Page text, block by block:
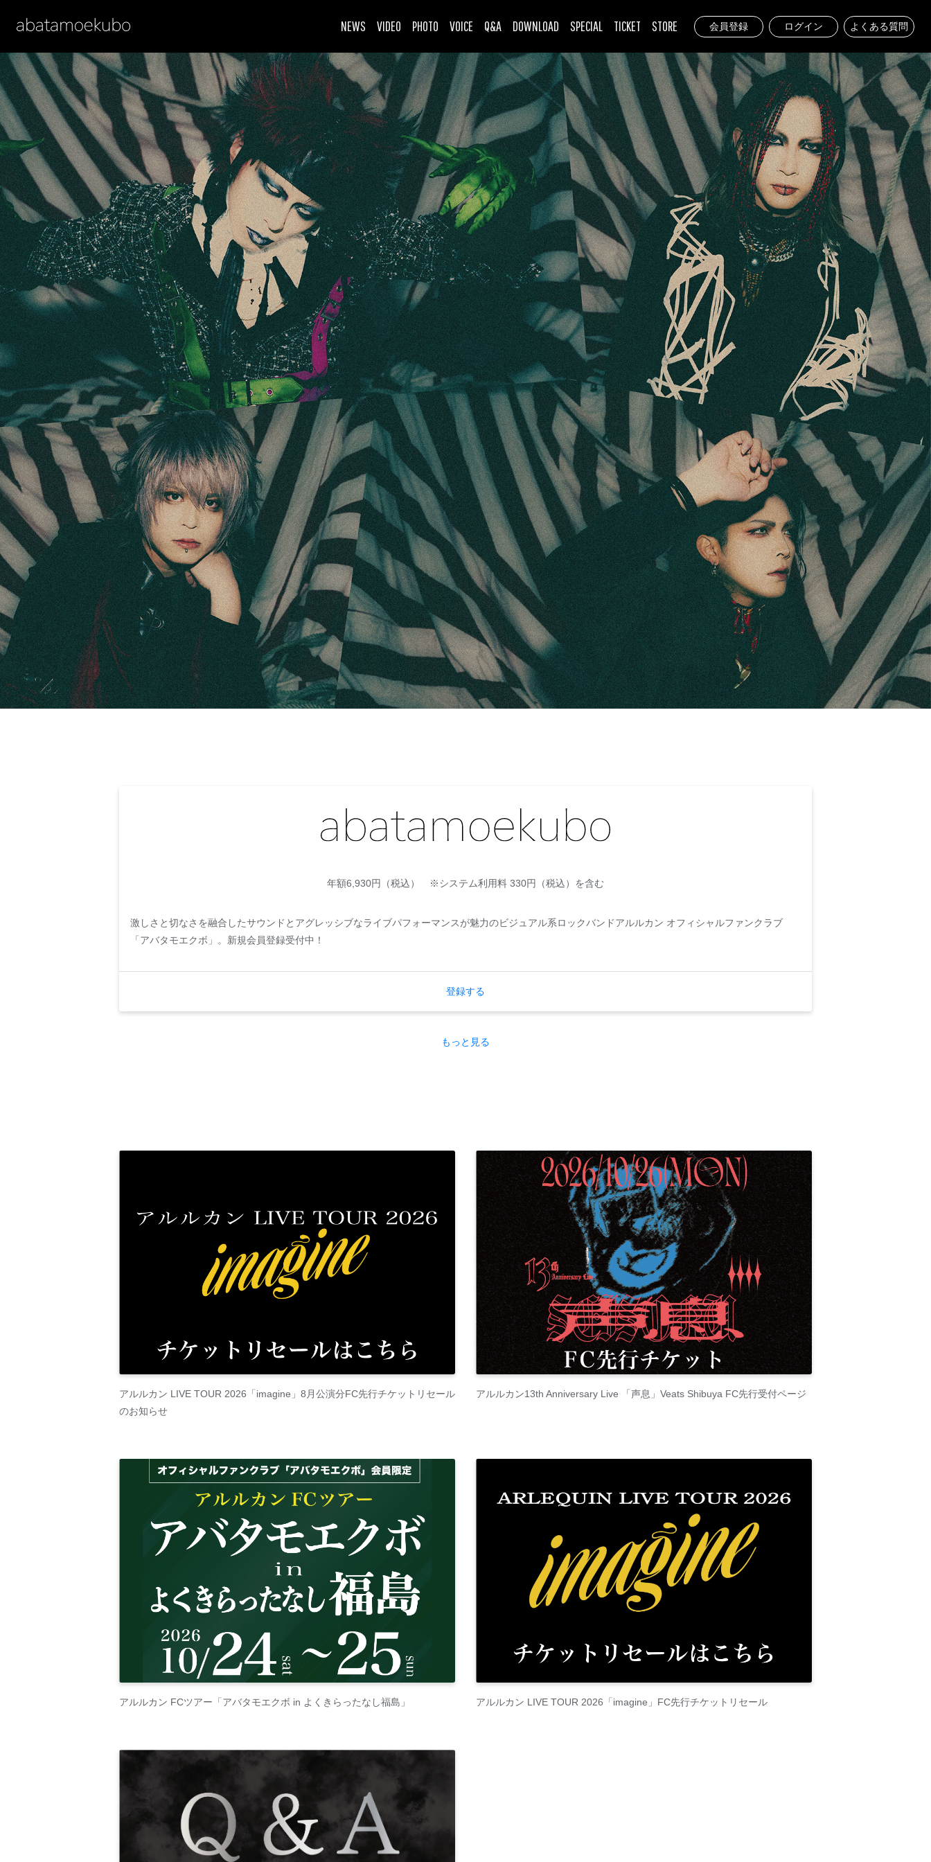
NEWS VIDEO PHOTO VOICE Q&A DOWNLOAD SPECIAL TICKET STORE 会員登録 ログイン よくある質問
年額6,930円（税込） ※システム利用料 330円（税込）を含む
激しさと切なさを融合したサウンドとアグレッシブなライブパフォーマンスが魅力のビジュアル系ロックバンドアルルカン オフィシャルファンクラブ
「アバタモエクボ」。新規会員登録受付中！
登録する
もっと見る
アルルカン LIVE TOUR 2026「imagine」8月公演分FC先行チケットリセール
のお知らせ
アルルカン13th Anniversary Live 「声息」Veats Shibuya FC先行受付ページ
アルルカン FCツアー「アバタモエクボ in よくきらったなし福島」 アルルカン LIVE TOUR 2026「imagine」FC先行チケットリセール